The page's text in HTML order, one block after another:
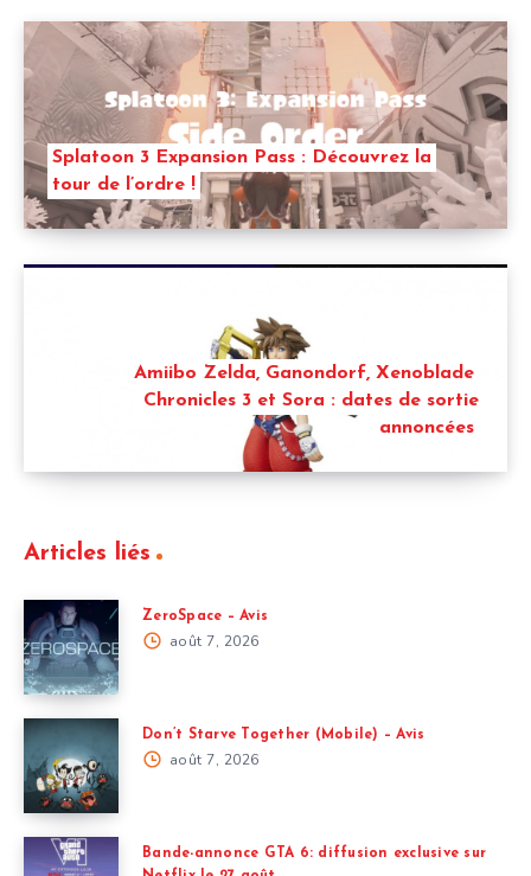
Splatoon 3 Expansion Pass : Découvrez la
tour de l’ordre !
Amiibo Zelda, Ganondorf, Xenoblade
Chronicles 3 et Sora : dates de sortie
annoncées
Articles liés
ZeroSpace – Avis
août 7, 2026
Don’t Starve Together (Mobile) – Avis
août 7, 2026
Bande-annonce GTA 6: diffusion exclusive sur